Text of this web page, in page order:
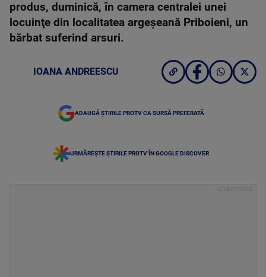
produs, duminică, în camera centralei unei
locuinţe din localitatea argeşeană Priboieni, un
bărbat suferind arsuri.
IOANA ANDREESCU
ADAUGĂ ȘTIRILE PROTV CA SURSĂ PREFERATĂ
URMĂREȘTE ȘTIRILE PROTV ÎN GOOGLE DISCOVER